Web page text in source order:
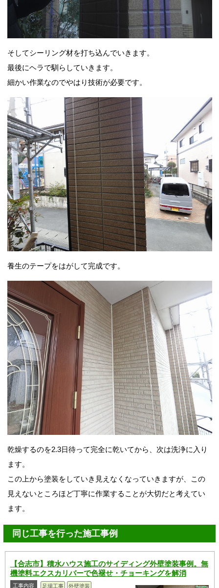
そしてシーリング材を打ち込んでいきます。
最後にヘラで馴らしていきます。
細かい作業なのでやはり技術が必要です。
養生のテープをはがして完成です。
乾燥するのを2.3日待って完全に乾いてから、次は洗浄に入り
ます。
この上から塗装をしていき見えなくなっていきますが、この
見えないところほど丁寧に作業することが大切だと考えてい
ます。
同じ工事を行った施工事例
【合志市】積水ハウス施工のサイディング外壁塗装事例。無
機塗料エクスカリバーで色褪せ・チョーキングを解消
工事内容 足場工事 外壁塗装